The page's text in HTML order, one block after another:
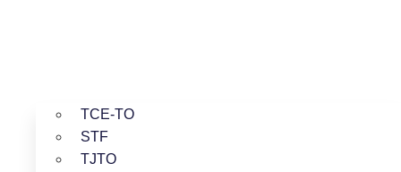
TCE-TO
STF
TJTO